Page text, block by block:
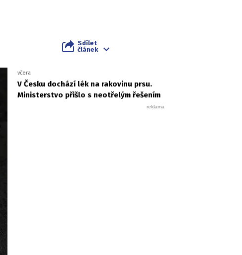
Sdílet
článek
včera
V Česku dochází lék na rakovinu prsu.
Ministerstvo přišlo s neotřelým řešením